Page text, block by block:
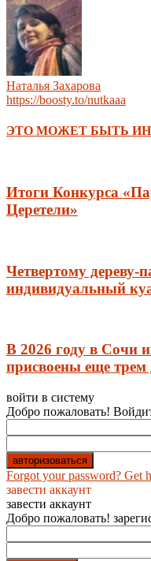
Наталья Захарова
https://boosty.to/nutkaaa
ЭТО МОЖЕТ БЫТЬ
Итоги Конкурса
Церетели»
Четвертому дереву-
индивидуальный
В 2026 году в Сочи
присвоены еще
войти в систему
Добро пожаловать!
Forgot your password? Get
завести аккаунт
завести аккаунт
Добро пожаловать!